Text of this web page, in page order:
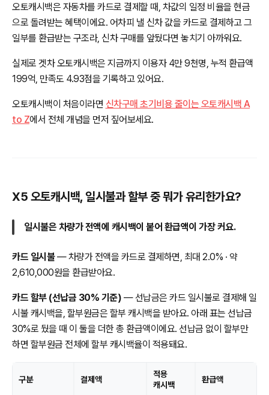
오토캐시백은 자동차를 카드로 결제할 때, 차값의 일정 비율을 현금
으로 돌려받는 혜택이에요. 어차피 낼 신차 값을 카드로 결제하고 그
일부를 환급받는 구조라, 신차 구매를 앞뒀다면 놓치기 아까워요.
실제로 겟차 오토캐시백은 지금까지 이용자 4만 9천명, 누적 환급액
199억, 만족도 4.93점을 기록하고 있어요.
오토캐시백이 처음이라면 신차구매 초기비용 줄이는 오토캐시백 A
to Z에서 전체 개념을 먼저 짚어보세요.
X5 오토캐시백, 일시불과 할부 중 뭐가 유리한가요?
일시불은 차량가 전액에 캐시백이 붙어 환급액이 가장 커요.
카드 일시불— 차량가 전액을 카드로 결제하면, 최대 2.0% · 약
2,610,000원을 환급받아요.
카드 할부 (선납금 30% 기준) — 선납금은 카드 일시불로 결제해 일
시불 캐시백을, 할부원금은 할부 캐시백을 받아요. 아래 표는 선납금
30%로 뒀을 때 이 둘을 더한 총 환급액이에요. 선납금 없이 할부만
하면 할부원금 전체에 할부 캐시백율이 적용돼요.
구분 결제액
적용
캐시백
환급액